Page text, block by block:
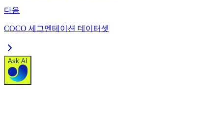
다음
COCO 세그멘테이션 데이터셋
Ask AI